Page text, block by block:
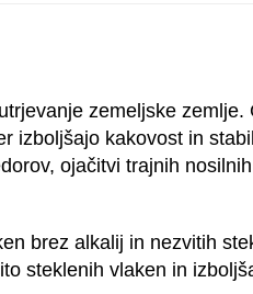
zemeljske
izboljšajo kakovost in
ojačitvi trajnih
brez alkalij in nezvitih
steklenih vlaken in